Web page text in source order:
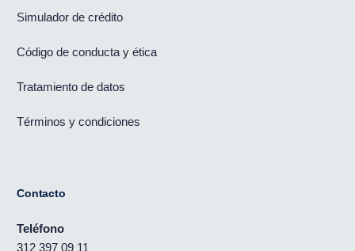
Simulador de crédito
Código de conducta y ética
Tratamiento de datos
Términos y condiciones
Contacto
Teléfono
312 397 09 11